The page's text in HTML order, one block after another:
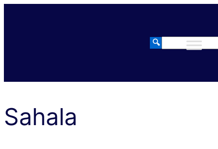
🔍
Sahala